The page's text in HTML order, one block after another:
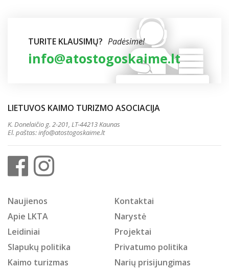
TURITE KLAUSIMŲ? Padėsime!
info@atostogoskaime.lt
LIETUVOS KAIMO TURIZMO ASOCIACIJA
K. Donelaičio g. 2-201, LT-44213 Kaunas
El. paštas:info@atostogoskaime.lt
Naujienos
Kontaktai
Apie LKTA
Narystė
Leidiniai
Projektai
Slapukų politika
Privatumo politika
Kaimo turizmas
Narių prisijungimas